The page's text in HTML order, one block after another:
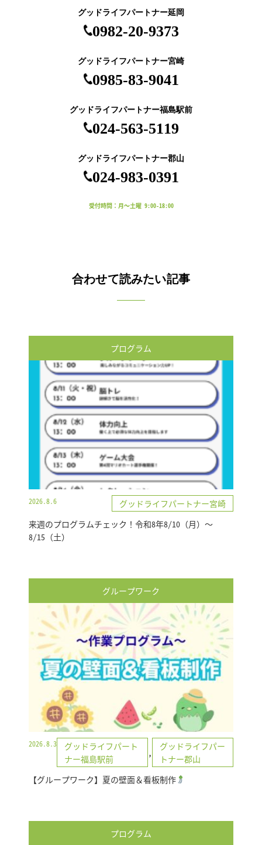
グッドライフパートナー延岡
0982-20-9373
グッドライフパートナー宮崎
0985-83-9041
グッドライフパートナー福島駅前
024-563-5119
グッドライフパートナー郡山
024-983-0391
受付時間：月～土曜 9:00-18:00
合わせて読みたい記事
プログラム
2026.8.6
グッドライフパートナー宮崎
来週のプログラムチェック！令和8年8/10（月）～
8/15（土）
グループワーク
2026.8.3
グッドライフパート
ナー福島駅前
,
グッドライフパー
トナー郡山
【グループワーク】夏の壁面＆看板制作
プログラム